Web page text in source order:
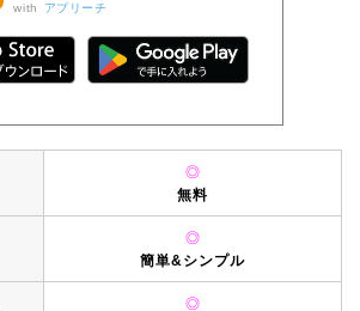
with
アプリーチ
◎
無料
◎
簡単&シンプル
◎